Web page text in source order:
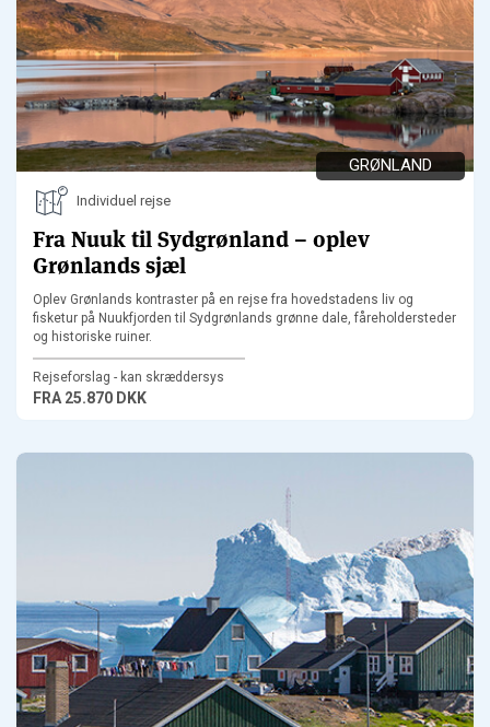
GRØNLAND
Individuel rejse
Fra Nuuk til Sydgrønland – oplev
Grønlands sjæl
Oplev Grønlands kontraster på en rejse fra hovedstadens liv og
fisketur på Nuukfjorden til Sydgrønlands grønne dale, fåreholdersteder
og historiske ruiner.
Rejseforslag - kan skræddersys
FRA 25.870 DKK